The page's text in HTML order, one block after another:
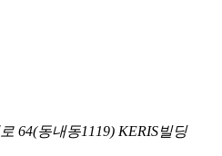
64(동내동1119) KERIS빌딩